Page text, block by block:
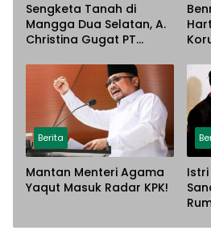
Sengketa Tanah di
Mangga Dua Selatan, A.
Christina Gugat PT
Dugaan Penyerobotan
Lahan
Berita
Mantan Menteri Agama
Yaqut Masuk Radar KPK!